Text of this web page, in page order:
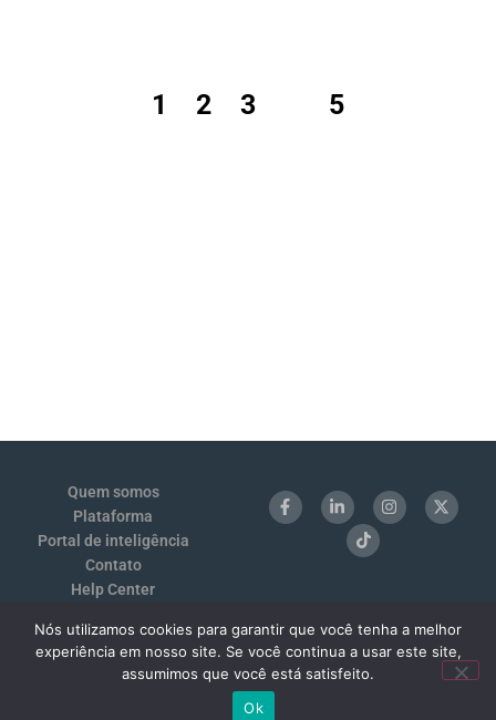
1 2 3 5
Quem somos
Plataforma
Portal de inteligência
Contato
Help Center
Termos de Uso e Privacidade
Benchmarking 1:1
Nós utilizamos cookies para garantir que você tenha a melhor
experiência em nosso site. Se você continua a usar este site,
assumimos que você está satisfeito.
Ok